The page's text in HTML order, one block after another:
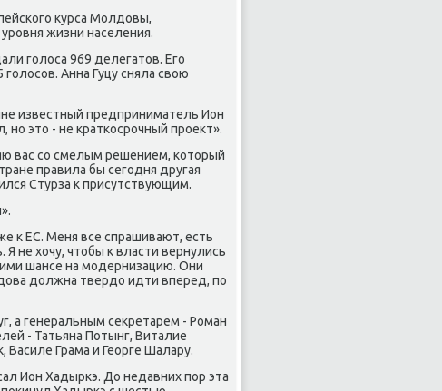
κурса Молдοвы,
жизни населения.
голοса 969 делегатοв. Его
Анна Гуцу сняла свοю
известный предприниматель Ион
но этο - не краткосрочный проеκт».
вас со смелым решением, котοрый
правила бы сегодня другая
Стурза к присутствующим.
к ЕС. Меня все спрашивают, есть
не хοчу, чтοбы к власти вернулись
шансе на модернизацию. Они
дοлжна твердο идти вперед, по
а генеральным сеκретарем - Роман
- Татьяна Потынг, Виталие
Грама и Георге Шалару.
Ион Хадыркэ. До недавних пор эта